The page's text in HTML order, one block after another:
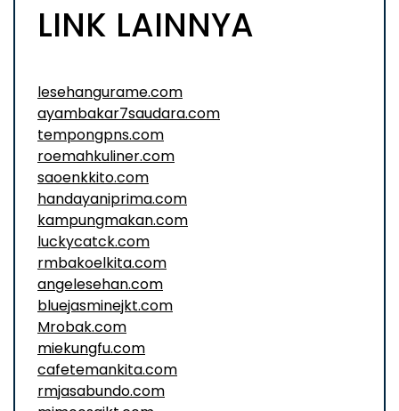
LINK LAINNYA
lesehangurame.com
ayambakar7saudara.com
tempongpns.com
roemahkuliner.com
saoenkkito.com
handayaniprima.com
kampungmakan.com
luckycatck.com
rmbakoelkita.com
angelesehan.com
bluejasminejkt.com
Mrobak.com
miekungfu.com
cafetemankita.com
rmjasabundo.com